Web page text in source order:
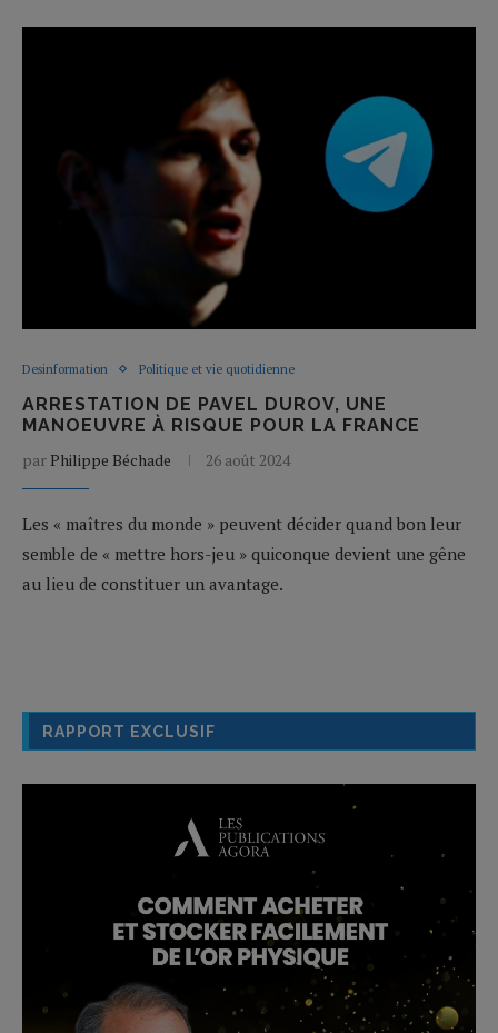
Desinformation Politique et vie quotidienne
ARRESTATION DE PAVEL DUROV, UNE
MANOEUVRE À RISQUE POUR LA FRANCE
par Philippe Béchade 26 août 2024
Les « maîtres du monde » peuvent décider quand bon leur
semble de « mettre hors-jeu » quiconque devient une gêne
au lieu de constituer un avantage.
RAPPORT EXCLUSIF